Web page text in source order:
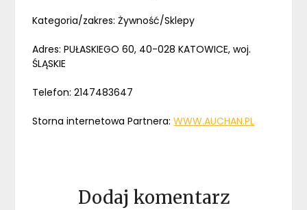
Kategoria/zakres: Żywność/Sklepy
Adres: PUŁASKIEGO 60, 40-028 KATOWICE, woj.
ŚLĄSKIE
Telefon: 2147483647
Storna internetowa Partnera:WWW.AUCHAN.PL
Dodaj komentarz